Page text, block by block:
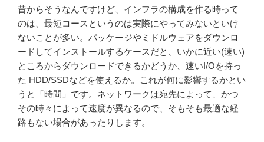
昔からそうなんですけど、インフラの構成を作る時って
のは、最短コースというのは実際にやってみないといけ
ないことが多い。パッケージやミドルウェアをダウンロ
ードしてインストールするケースだと、いかに近い(速い)
ところからダウンロードできるかどうか、速いI/Oを持っ
た HDD/SSDなどを使えるか。これが何に影響するかとい
うと「時間」です。ネットワークは宛先によって、かつ
その時々によって速度が異なるので、そもそも最適な経
路もない場合があったりします。